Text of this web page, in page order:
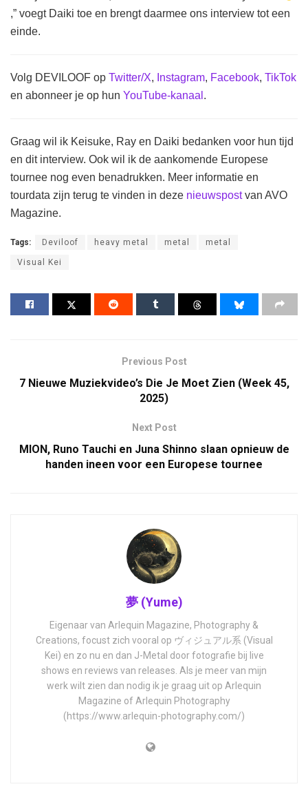
,” voegt Daiki toe en brengt daarmee ons interview tot een
einde.
Volg DEVILOOF op Twitter/X, Instagram, Facebook, TikTok
en abonneer je op hun YouTube-kanaal .
Graag wil ik Keisuke, Ray en Daiki bedanken voor hun tijd
en dit interview. Ook wil ik de aankomende Europese
tournee nog even benadrukken. Meer informatie en
tourdata zijn terug te vinden in deze nieuwspostvan AVO
Magazine.
Tags: Deviloof heavy metal metal metal
Visual Kei
Previous Post
7 Nieuwe Muziekvideo’s Die Je Moet Zien (Week 45,
2025)
Next Post
MION, Runo Tauchi en Juna Shinno slaan opnieuw de
handen ineen voor een Europese tournee
夢 (Yume)
Eigenaar van Arlequin Magazine, Photography &
Creations, focust zich vooral op ヴィジュアル系 (Visual
Kei) en zo nu en dan J-Metal door fotografie bij live
shows en reviews van releases. Als je meer van mijn
werk wilt zien dan nodig ik je graag uit op Arlequin
Magazine of Arlequin Photography
(https://www.arlequin-photography.com/)